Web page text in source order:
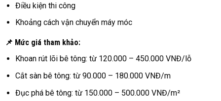
Điều kiện thi công
Khoảng cách vận chuyển máy móc
📌 Mức giá tham khảo:
Khoan rút lõi bê tông: từ 120.000 – 450.000 VNĐ/lỗ
Cắt sàn bê tông: từ 90.000 – 180.000 VNĐ/m
Đục phá bê tông: từ 150.000 – 500.000 VNĐ/m²